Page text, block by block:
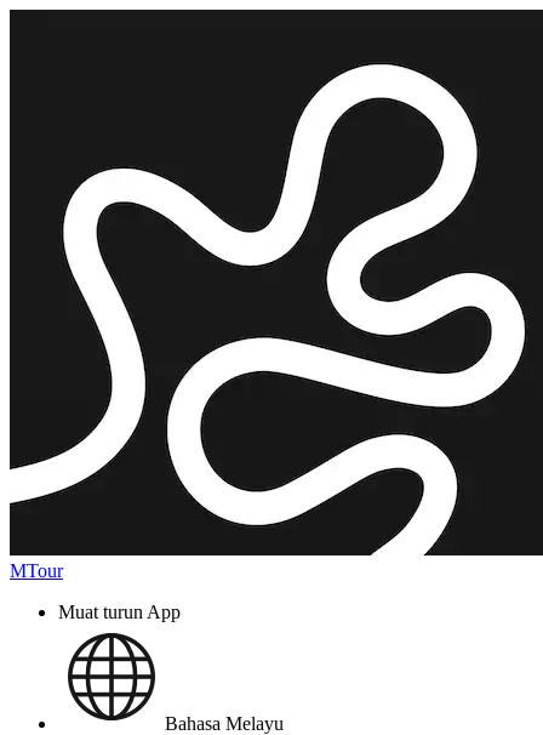
MTour
Muat turun App
Bahasa Melayu